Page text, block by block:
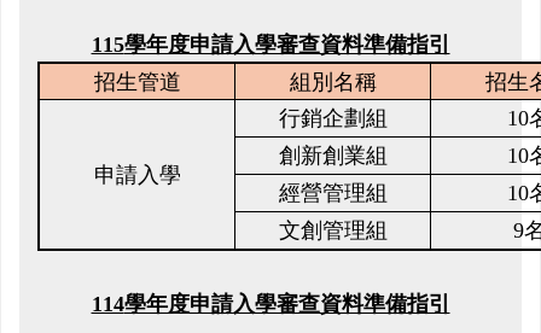
115學年度申請入學審查資料準備指引
招生管道
組別名稱 招生
申請入學
行銷企劃組 10
創新創業組
10
經營管理組
10
文創管理組
9
114學年度申請入學審查資料準備指引